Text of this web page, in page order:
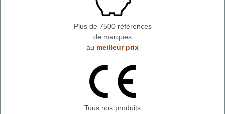
Plus de 7500 références
de marques
au meilleur prix
Tous nos produits